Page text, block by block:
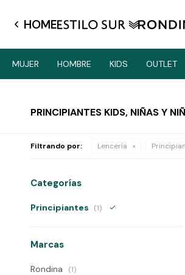
HOME
MUJER HOMBRE KIDS OUTLET
PRINCIPIANTES KIDS, NIÑAS Y
Filtrando por: Lencería
Categorías
Principiantes (1)
Marcas
Rondina (1)